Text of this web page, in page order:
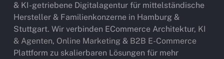
& KI-getriebene Digitalagentur für mittelständische
Hersteller & Familienkonzerne in Hamburg &
Stuttgart. Wir verbinden ECommerce Architektur, KI
& Agenten, Online Marketing& B2B E-Commerce
Plattform zu skalierbaren Lösungen für mehr